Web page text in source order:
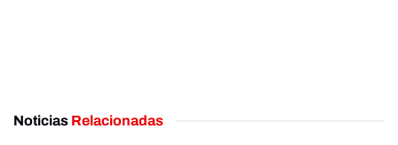
Noticias Relacionadas